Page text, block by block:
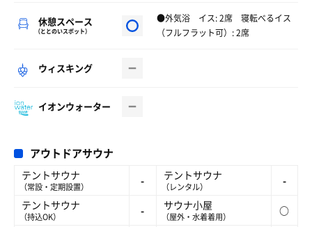
休憩スペース
（ととのいスポット）
●外気浴 イス: 2席 寝転べるイス
（フルフラット可）: 2席
ウィスキング
イオンウォーター
アウトドアサウナ
テントサウナ
（常設・定期設置） - テントサウナ
（レンタル）
-
テントサウナ
（持込OK） - サウナ小屋
（屋外・水着着用）
○